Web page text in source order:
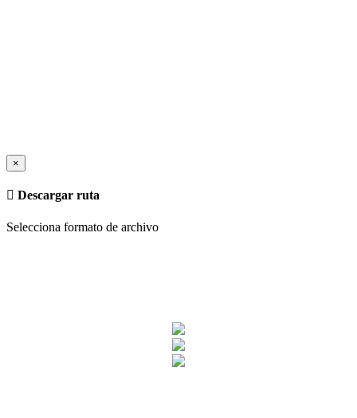
×
Descargar ruta
Selecciona formato de archivo